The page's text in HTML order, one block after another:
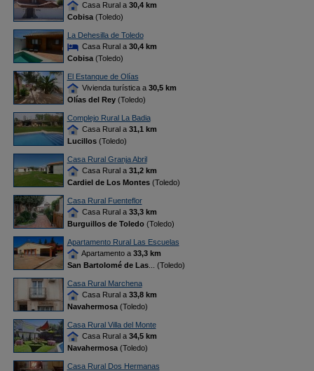
Casa Rural a 30,4 km
Cobisa(Toledo)
La Dehesilla de Toledo
Casa Rural a 30,4 km
Cobisa(Toledo)
El Estanque de Olías
Vivienda turística a 30,5 km
Olías del Rey(Toledo)
Complejo Rural La Badia
Casa Rural a 31,1 km
Lucillos(Toledo)
Casa Rural Granja Abril
Casa Rural a 31,2 km
Cardiel de Los Montes(Toledo)
Casa Rural Fuenteflor
Casa Rural a 33,3 km
Burguillos de Toledo(Toledo)
Apartamento Rural Las Escuelas
Apartamento a 33,3 km
San Bartolomé de Las... (Toledo)
Casa Rural Marchena
Casa Rural a 33,8 km
Navahermosa(Toledo)
Casa Rural Villa del Monte
Casa Rural a 34,5 km
Navahermosa(Toledo)
Casa Rural Dos Hermanas